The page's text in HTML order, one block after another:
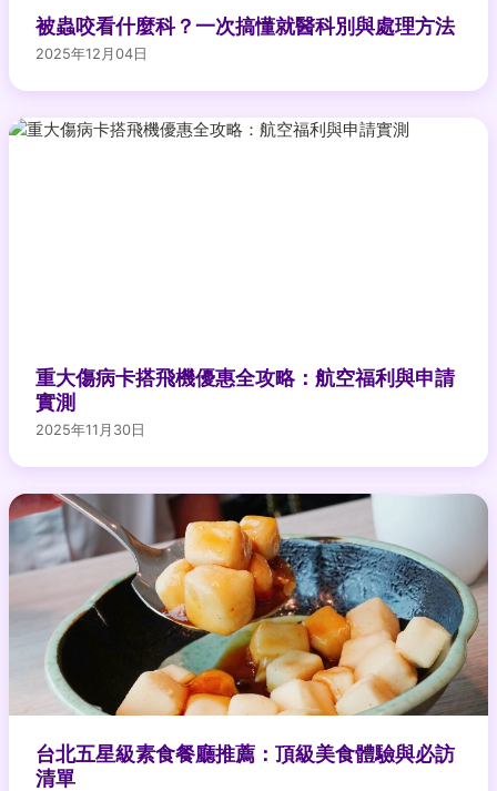
被蟲咬看什麼科？一次搞懂就醫科別與處理方法
2025年12月04日
重大傷病卡搭飛機優惠全攻略：航空福利與申請
實測
2025年11月30日
台北五星級素食餐廳推薦：頂級美食體驗與必訪
清單